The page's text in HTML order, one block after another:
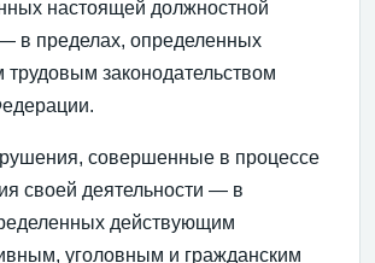
настоящей должностной
в пределах, определенных
законодательством
совершенные в процессе
своей деятельности — в
действующим
уголовным и гражданским